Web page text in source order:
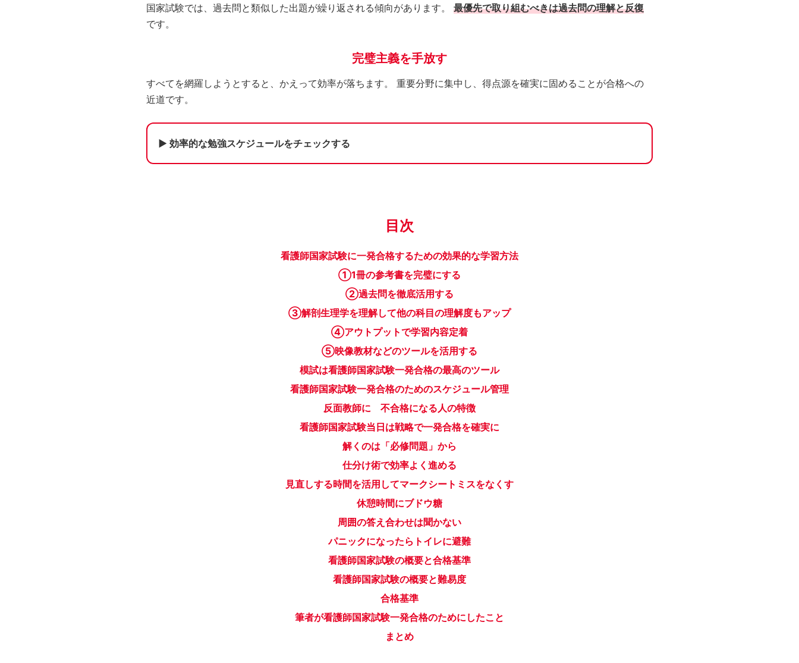
国家試験では、過去問と類似した出題が繰り返される傾向があります。 最優先で取り組むべきは過去問の理解と反復
です。
完璧主義を手放す
すべてを網羅しようとすると、かえって効率が落ちます。 重要分野に集中し、得点源を確実に固めることが合格への
近道です。
▶ 効率的な勉強スケジュールをチェックする
目次
看護師国家試験に一発合格するための効果的な学習方法
①1冊の参考書を完璧にする
②過去問を徹底活用する
③解剖生理学を理解して他の科目の理解度もアップ
④アウトプットで学習内容定着
⑤映像教材などのツールを活用する
模試は看護師国家試験一発合格の最高のツール
看護師国家試験一発合格のためのスケジュール管理
反面教師に 不合格になる人の特徴
看護師国家試験当日は戦略で一発合格を確実に
解くのは「必修問題」から
仕分け術で効率よく進める
見直しする時間を活用してマークシートミスをなくす
休憩時間にブドウ糖
周囲の答え合わせは聞かない
パニックになったらトイレに避難
看護師国家試験の概要と合格基準
看護師国家試験の概要と難易度
合格基準
筆者が看護師国家試験一発合格のためにしたこと
まとめ